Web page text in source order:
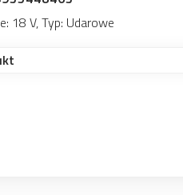
Napięcie: 18 V, Typ: Udarowe
produkt